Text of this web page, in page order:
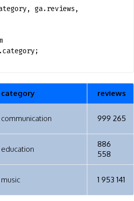
ga.reviews,
category reviews
communication 999 265
education
886
558
music 1 953 141